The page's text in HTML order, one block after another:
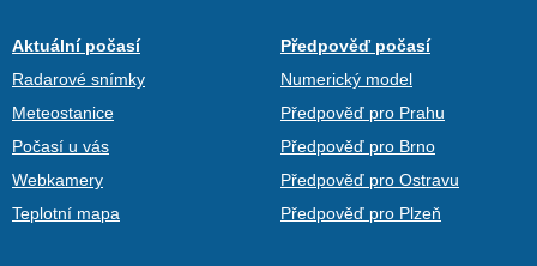
Aktuální počasí
Radarové snímky
Meteostanice
Počasí u vás
Webkamery
Teplotní mapa
Předpověď počasí
Numerický model
Předpověď pro Prahu
Předpověď pro Brno
Předpověď pro Ostravu
Předpověď pro Plzeň